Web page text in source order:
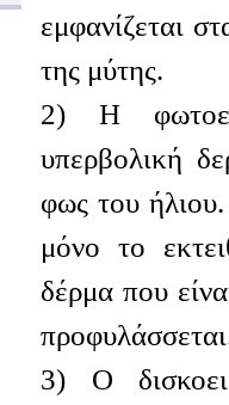
εμφανίζεται
της μύτης.
2) Η
υπερβολική
φως του
μόνο το
δέρμα που
3) Ο